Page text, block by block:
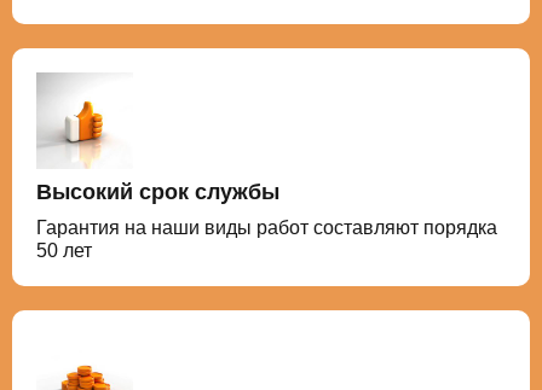
Высокий срок службы
Гарантия на наши виды работ составляют порядка
50 лет